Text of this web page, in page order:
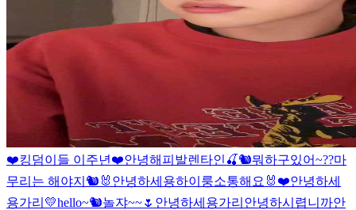
❤️킹덤이들 이주년❤️안녕해피발렌타인 🍒🐿뭐하구있어~??마
무리는 해야지 🐿🐰 안녕하세용하이룽소통해요🐰❤️안녕하세
용가리💛hello~🐿놀쟈~~🌷 안녕하세용가리 안녕하시렵니까안